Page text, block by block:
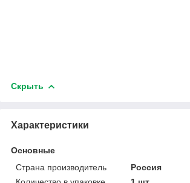
Скрыть
Характеристики
Основные
Страна производитель
Россия